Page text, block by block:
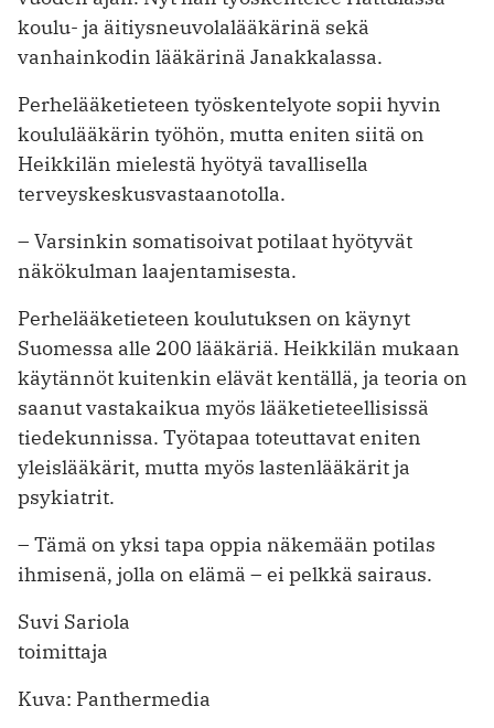
koulu- ja äitiysneuvolalääkärinä sekä
vanhainkodin lääkärinä Janakkalassa.
Perhelääketieteen työskentelyote sopii hyvin
koululääkärin työhön, mutta eniten siitä on
Heikkilän mielestä hyötyä tavallisella
terveyskeskus­vastaan­otolla.
– Varsinkin somatisoivat potilaat hyötyvät
näkökulman laajentamisesta.
Perhelääketieteen koulutuksen on käynyt
Suomessa alle 200 lääkäriä. Heikkilän mukaan
käytännöt kuitenkin elävät kentällä, ja teoria on
saanut vastakaikua myös lääketieteellisissä
tiedekunnissa. Työtapaa toteuttavat eniten
yleislääkärit, mutta myös lastenlääkärit ja
psykiatrit.
– Tämä on yksi tapa oppia näkemään potilas
ihmisenä, jolla on elämä – ei pelkkä sairaus.
Suvi Sariola
toimittaja
Kuva: Panthermedia